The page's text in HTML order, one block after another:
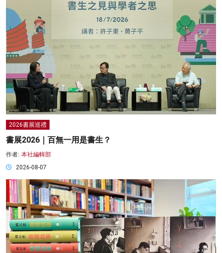
2026書展巡禮
書展2026｜百無一用是書生？
作者: 本社編輯部
2026-08-07